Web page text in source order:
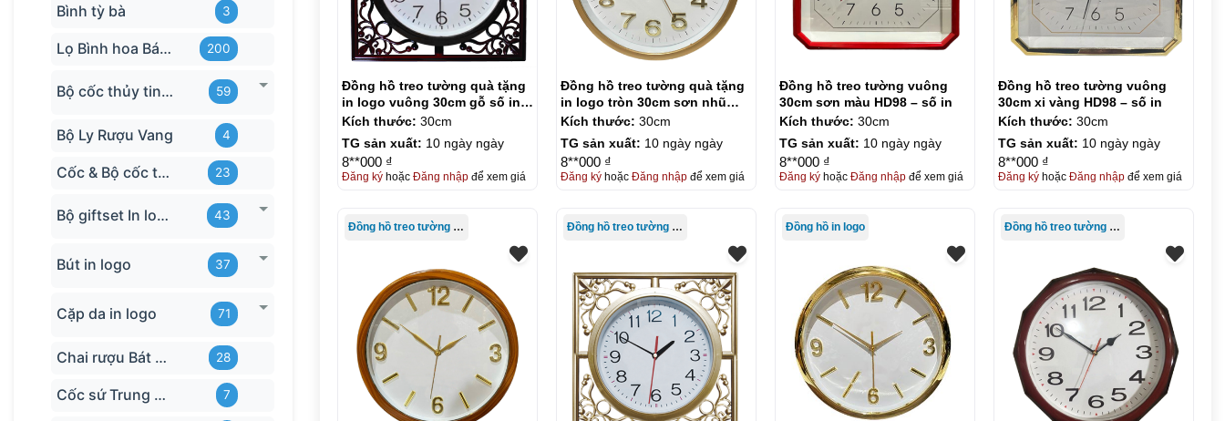
Bình tỳ bà 3
Lọ Bình hoa Bát Tràng in logo 200
Bộ cốc thủy tinh hãng 59
Bộ Ly Rượu Vang 4
Cốc & Bộ cốc thủy tinh TQ 23
Bộ giftset In logo 43
Bút in logo 37
Cặp da in logo 71
Chai rượu Bát Tràng 28
Cốc sứ Trung Quốc 7
Đồng hồ treo tường quà tặng
in logo vuông 30cm gỗ số in
KQ-DH10
Kích thước: 30cm
TG sản xuất: 10 ngày ngày
8**000 ₫
Đăng kýhoặc Đăng nhậpđể xem giá
Đồng hồ treo tường quà tặng
in logo tròn 30cm sơn nhũ
đồng số dán KQ-DH11
Kích thước: 30cm
TG sản xuất: 10 ngày ngày
8**000 ₫
Đăng kýhoặc Đăng nhậpđể xem giá
Đồng hồ treo tường vuông
30cm sơn màu HD98 – số in
Kích thước: 30cm
TG sản xuất: 10 ngày ngày
8**000 ₫
Đăng kýhoặc Đăng nhậpđể xem giá
Đồng hồ treo tường vuông
30cm xi vàng HD98 – số in
Kích thước: 30cm
TG sản xuất: 10 ngày ngày
8**000 ₫
Đăng kýhoặc Đăng nhậpđể xem giá
Đồng hồ treo tường giá rẻ Đồng hồ treo tường giá rẻ Đồng hồ in logo Đồng hồ treo tường giá rẻ